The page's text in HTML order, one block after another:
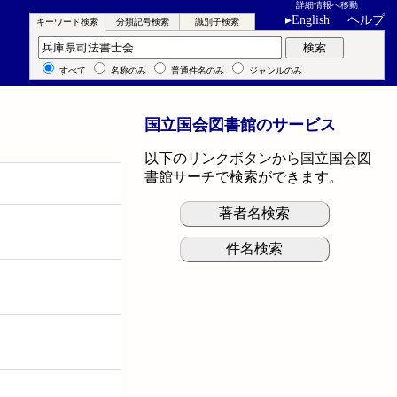
詳細情報へ移動
▸English ヘルプ
キーワード検索 分類記号検索 識別子検索
キーワード検索 検索
すべて 名称のみ 普通件名のみ ジャンルのみ
国立国会図書館のサービス
以下のリンクボタンから国立国会図
書館サーチで検索ができます。
著者名検索
件名検索